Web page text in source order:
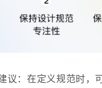
议：在定义规范时，